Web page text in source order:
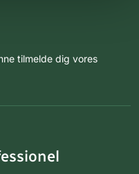
tilmelde dig vores